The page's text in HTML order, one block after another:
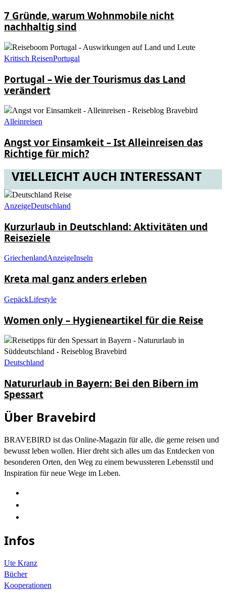
7 Gründe, warum Wohnmobile nicht
nachhaltig sind
Kritisch ReisenPortugal
Portugal – Wie der Tourismus das Land
verändert
Alleinreisen
Angst vor Einsamkeit – Ist Alleinreisen das
Richtige für mich?
VIELLEICHT AUCH INTERESSANT
AnzeigeDeutschland
Kurzurlaub in Deutschland: Aktivitäten und
Reiseziele
GriechenlandAnzeigeInseln
Kreta mal ganz anders erleben
GepäckLifestyle
Women only – Hygieneartikel für die Reise
Deutschland
Natururlaub in Bayern: Bei den Bibern im
Spessart
Über Bravebird
BRAVEBIRD ist das Online-Magazin für alle, die gerne reisen und
bewusst leben wollen. Hier dreht sich alles um das Entdecken von
besonderen Orten, den Weg zu einem bewussteren Lebensstil und
Inspiration für neue Wege im Leben.
Infos
Ute Kranz
Bücher
Kooperationen